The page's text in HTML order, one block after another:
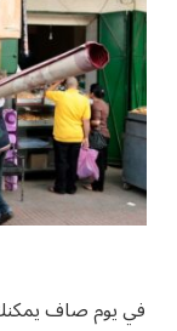
في يوم صاف